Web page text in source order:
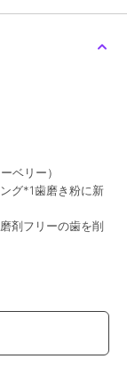
ベリー）
グ*1歯磨き粉に新
剤フリーの歯を削